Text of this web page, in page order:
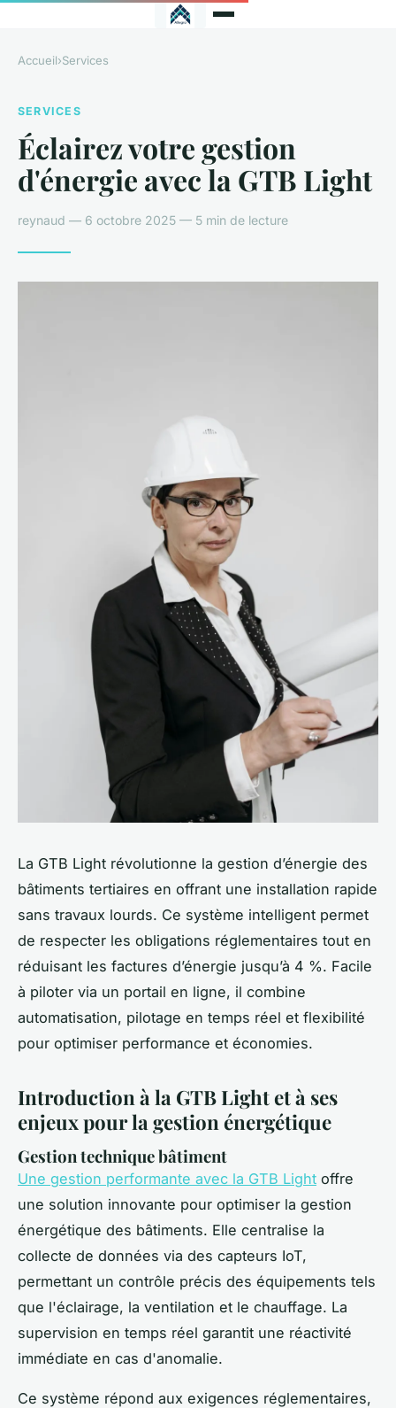
Accueil›Services
SERVICES
Éclairez votre gestion
d'énergie avec la GTB Light
reynaud — 6 octobre 2025 — 5 min de lecture
La GTB Light révolutionne la gestion d’énergie des
bâtiments tertiaires en offrant une installation rapide
sans travaux lourds. Ce système intelligent permet
de respecter les obligations réglementaires tout en
réduisant les factures d’énergie jusqu’à 4 %. Facile
à piloter via un portail en ligne, il combine
automatisation, pilotage en temps réel et flexibilité
pour optimiser performance et économies.
Introduction à la GTB Light et à ses
enjeux pour la gestion énergétique
Gestion technique bâtiment
Une gestion performante avec la GTB Light offre
une solution innovante pour optimiser la gestion
énergétique des bâtiments. Elle centralise la
collecte de données via des capteurs IoT,
permettant un contrôle précis des équipements tels
que l'éclairage, la ventilation et le chauffage. La
supervision en temps réel garantit une réactivité
immédiate en cas d'anomalie.
Ce système répond aux exigences réglementaires,